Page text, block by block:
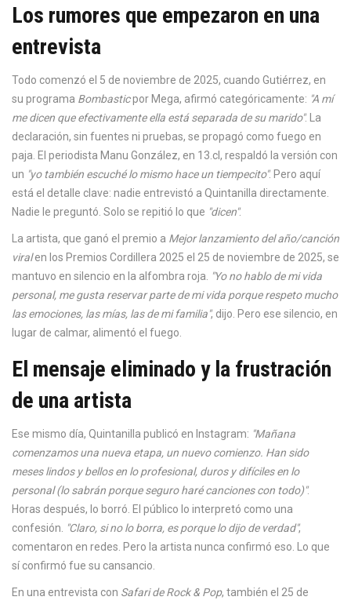
Los rumores que empezaron en una
entrevista
Todo comenzó el 5 de noviembre de 2025, cuando Gutiérrez, en
su programa Bombasticpor Mega, afirmó categóricamente: "A mí
me dicen que efectivamente ella está separada de su marido". La
declaración, sin fuentes ni pruebas, se propagó como fuego en
paja. El periodista Manu González, en 13.cl, respaldó la versión con
un "yo también escuché lo mismo hace un tiempecito". Pero aquí
está el detalle clave: nadie entrevistó a Quintanilla directamente.
Nadie le preguntó. Solo se repitió lo que "dicen".
La artista, que ganó el premio a Mejor lanzamiento del año/canción
viralen los Premios Cordillera 2025 el 25 de noviembre de 2025, se
mantuvo en silencio en la alfombra roja.
"Yo no hablo de mi vida
personal, me gusta reservar parte de mi vida porque respeto mucho
las emociones, las mías, las de mi familia", dijo. Pero ese silencio, en
lugar de calmar, alimentó el fuego.
El mensaje eliminado y la frustración
de una artista
Ese mismo día, Quintanilla publicó en Instagram: "Mañana
comenzamos una nueva etapa, un nuevo comienzo. Han sido
meses lindos y bellos en lo profesional, duros y difíciles en lo
personal (lo sabrán porque seguro haré canciones con todo)".
Horas después, lo borró. El público lo interpretó como una
confesión.
"Claro, si no lo borra, es porque lo dijo de verdad",
comentaron en redes. Pero la artista nunca confirmó eso. Lo que
sí confirmó fue su cansancio.
En una entrevista con Safari de Rock & Pop, también el 25 de